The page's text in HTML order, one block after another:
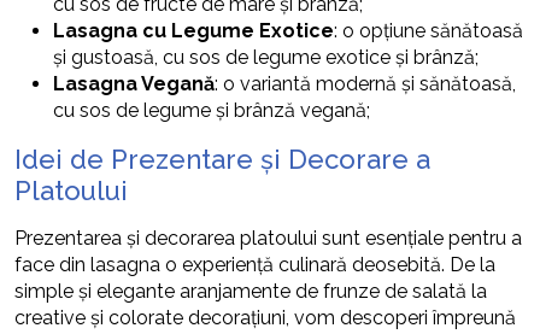
Lasagna cu Legume Exotice: o opțiune sănătoasă
și gustoasă, cu sos de legume exotice și brânză;
Lasagna Vegană: o variantă modernă și sănătoasă,
cu sos de legume și brânză vegană;
Idei de Prezentare și Decorare a
Platoului
Prezentarea și decorarea platoului sunt esențiale pentru a
face din lasagna o experiență culinară deosebită. De la
simple și elegante aranjamente de frunze de salată la
creative și colorate decorațiuni, vom descoperi împreună